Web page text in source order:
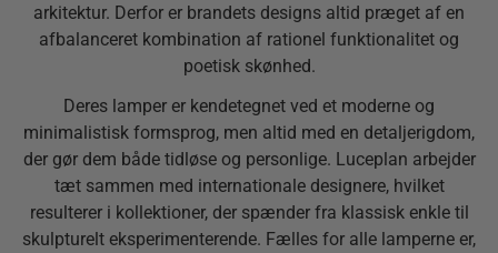
arkitektur. Derfor er brandets designs altid præget af en
afbalanceret kombination af rationel funktionalitet og
poetisk skønhed.
Deres lamper er kendetegnet ved et moderne og
minimalistisk formsprog, men altid med en detaljerigdom,
der gør dem både tidløse og personlige. Luceplan arbejder
tæt sammen med internationale designere, hvilket
resulterer i kollektioner, der spænder fra klassisk enkle til
skulpturelt eksperimenterende. Fælles for alle lamperne er,